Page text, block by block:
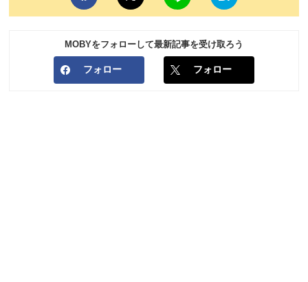
MOBYをフォローして最新記事を受け取ろう
フォロー フォロー